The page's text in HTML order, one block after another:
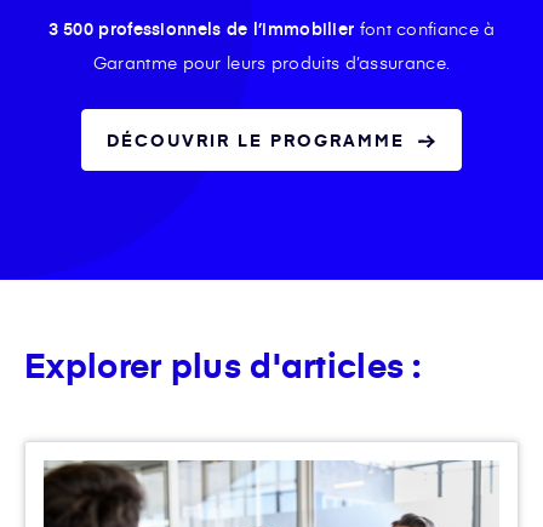
3 500 professionnels de l’immobilier font confiance à
Garantme pour leurs produits d’assurance.
DÉCOUVRIR LE PROGRAMME
Explorer plus d'articles :